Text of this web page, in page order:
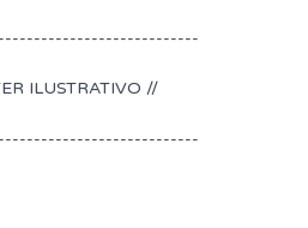
ILUSTRATIVO //